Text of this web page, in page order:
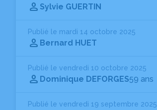
Sylvie GUERTIN
Publié le mardi 14 octobre 2025
Bernard HUET
Publié le vendredi 10 octobre 2025
Dominique DEFORGES59 ans
Publié le vendredi 19 septembre 2025